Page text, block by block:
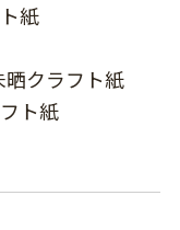
紙
晒クラフト紙
ト紙